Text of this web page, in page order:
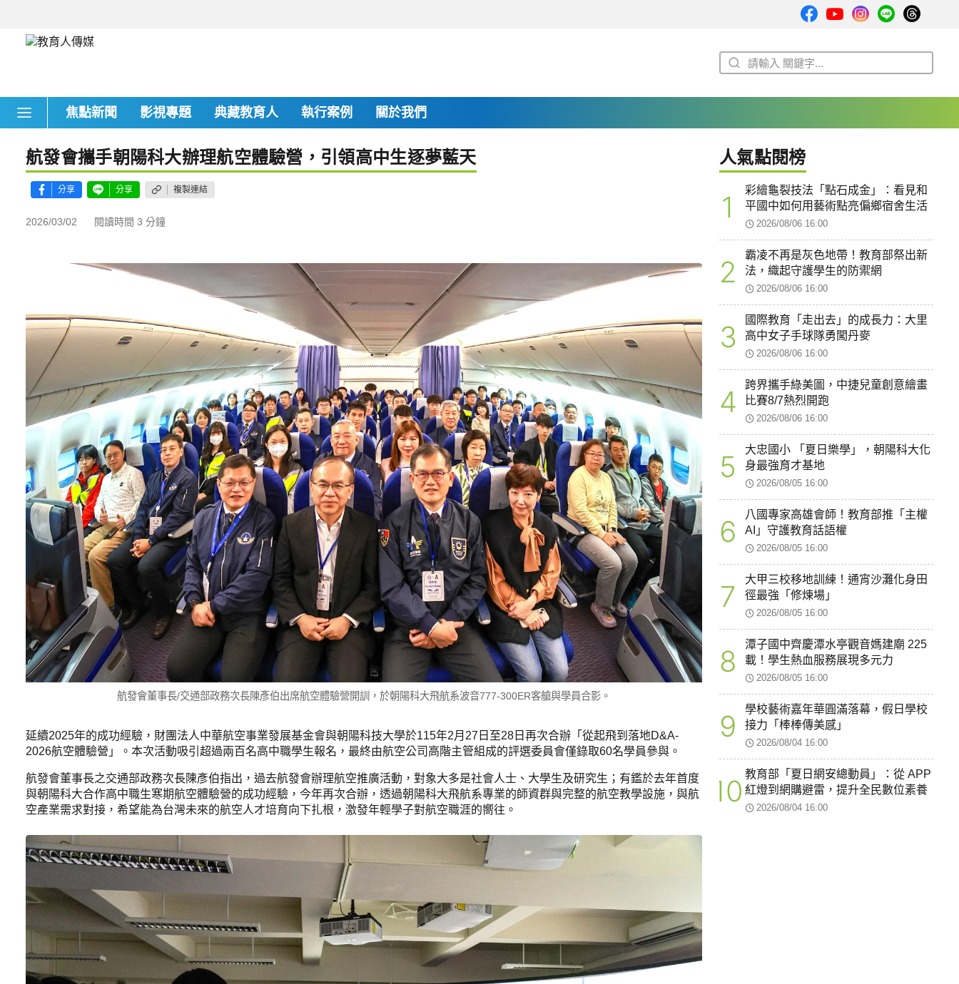
焦點新聞 影視專題 典藏教育人 執行案例 關於我們
航發會攜手朝陽科大辦理航空體驗營，引領高中生逐夢藍天
分享 分享 複製連結
2026/03/02 閱讀時間 3 分鐘
航發會董事長/交通部政務次長陳彥伯出席航空體驗營開訓，於朝陽科大飛航系波音777-300ER客艙與學員合影。
延續2025年的成功經驗，財團法人中華航空事業發展基金會與朝陽科技大學於115年2月27日至28日再次合辦「從起飛到落地D&A-
2026航空體驗營」。本次活動吸引超過兩百名高中職學生報名，最終由航空公司高階主管組成的評選委員會僅錄取60名學員參與。
航發會董事長之交通部政務次長陳彥伯指出，過去航發會辦理航空推廣活動，對象大多是社會人士、大學生及研究生；有鑑於去年首度
與朝陽科大合作高中職生寒期航空體驗營的成功經驗，今年再次合辦，透過朝陽科大飛航系專業的師資群與完整的航空教學設施，與航
空產業需求對接，希望能為台灣未來的航空人才培育向下扎根，激發年輕學子對航空職涯的嚮往。
人氣點閱榜
1
彩繪龜裂技法「點石成金」：看見和
平國中如何用藝術點亮偏鄉宿舍生活
2026/08/06 16:00
2
霸凌不再是灰色地帶！教育部祭出新
法，織起守護學生的防禦網
2026/08/06 16:00
3
國際教育「走出去」的成長力：大里
高中女子手球隊勇闖丹麥
2026/08/06 16:00
4
跨界攜手綠美圖，中捷兒童創意繪畫
比賽8/7熱烈開跑
2026/08/06 16:00
5
大忠國小 「夏日樂學」，朝陽科大化
身最強育才基地
2026/08/05 16:00
6
八國專家高雄會師！教育部推「主權
AI」守護教育話語權
2026/08/05 16:00
7
大甲三校移地訓練！通宵沙灘化身田
徑最強「修煉場」
2026/08/05 16:00
8
潭子國中齊慶潭水亭觀音媽建廟 225
載！學生熱血服務展現多元力
2026/08/05 16:00
9
學校藝術嘉年華圓滿落幕，假日學校
接力「棒棒傳美感」
2026/08/04 16:00
10 教育部「夏日網安總動員」：從 APP
紅燈到網購避雷，提升全民數位素養
2026/08/04 16:00